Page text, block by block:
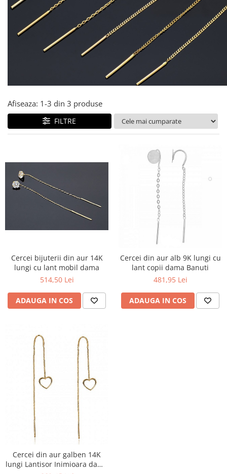
Cercei din aur dama
Cercei de aur lungi cu lant
Cercei din aur tortite
Cercei din aur alb
Afiseaza: 1-3 din 3 produse
FILTRE
Cercei bijuterii din aur 14K
lungi cu lant mobil dama
514,50 Lei
ADAUGA IN COS
Cercei din aur alb 9K lungi cu
lant copii dama Banuti
481,95 Lei
ADAUGA IN COS
Cercei din aur galben 14K
lungi Lantisor Inimioara dama